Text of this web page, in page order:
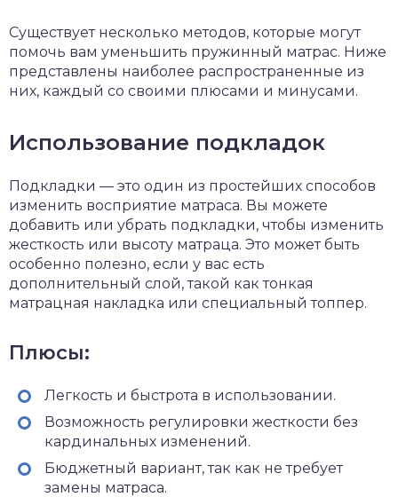
Существует несколько методов, которые могут
помочь вам уменьшить пружинный матрас. Ниже
представлены наиболее распространенные из
них, каждый со своими плюсами и минусами.
Использование подкладок
Подкладки — это один из простейших способов
изменить восприятие матраса. Вы можете
добавить или убрать подкладки, чтобы изменить
жесткость или высоту матраца. Это может быть
особенно полезно, если у вас есть
дополнительный слой, такой как тонкая
матрацная накладка или специальный топпер.
Плюсы:
Легкость и быстрота в использовании.
Возможность регулировки жесткости без
кардинальных изменений.
Бюджетный вариант, так как не требует
замены матраса.